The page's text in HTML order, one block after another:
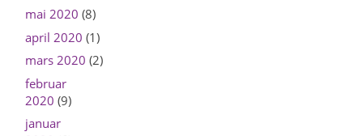
mai 2020 (8)
april 2020 (1)
mars 2020 (2)
februar
2020 (9)
januar